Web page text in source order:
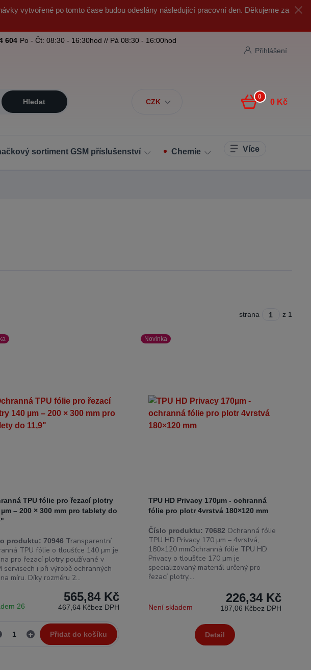
vytvořené po tomto čase budou odeslány následující pracovní den. Děkujeme za
CZK
Přihlášení
Hledat
604 Po - Čt: 08:30 - 16:30hod // Pá 08:30 - 16:00hod
0
0 Kč
sortiment GSM příslušenství Chemie Více
strana z 1
TPU fólie pro řezací plotry
µm – 200 × 300 mm pro tablety do
produktu: 70946 Transparentní
TPU fólie o tloušťce 140 µm je
pro řezací plotry používané v
servisech i při výrobě ochranných
míru. Díky rozměru 2...
565,84 Kč
467,64 Kčbez DPH
26
Přidat do košíku
Novinka
TPU HD Privacy 170µm - ochranná
fólie pro plotr 4vrstvá 180×120 mm
Číslo produktu: 70682 Ochranná fólie
TPU HD Privacy 170 µm – 4vrstvá,
180×120 mmOchranná fólie TPU HD
Privacy o tloušťce 170 µm je
specializovaný materiál určený pro
řezací plotry,...
226,34 Kč
187,06 Kčbez DPH
Není skladem
Detail